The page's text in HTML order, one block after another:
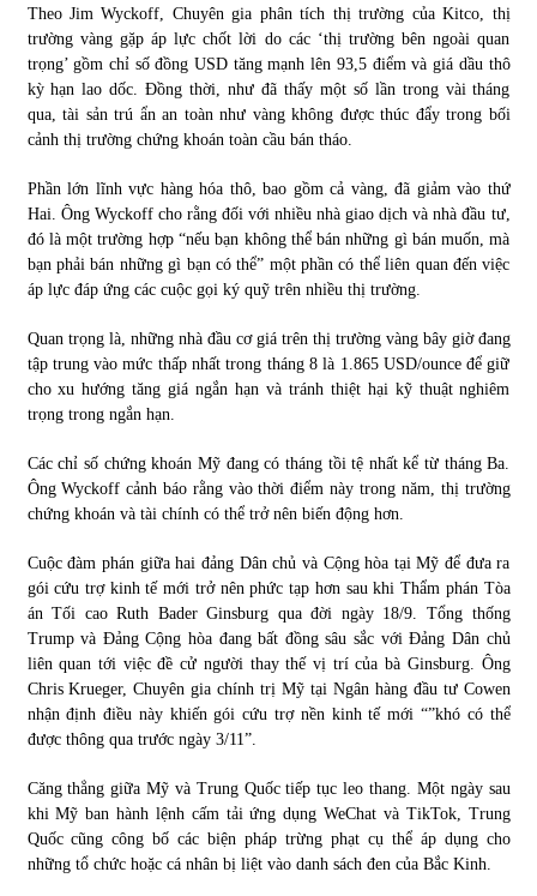
Chứng khoán ngày 12/10/2021: Top 10 cổ phiếu nổi bật
13/10/2021
Top 10 xe bán chạy nhất tháng 9/2021
13/10/2021
Theo Jim Wyckoff, Chuyên gia phân tích thị trường của Kitco, thị
trường vàng gặp áp lực chốt lời do các ‘thị trường bên ngoài quan
trọng’ gồm chỉ số đồng USD tăng mạnh lên 93,5 điểm và giá dầu thô
kỳ hạn lao dốc. Đồng thời, như đã thấy một số lần trong vài tháng
qua, tài sản trú ẩn an toàn như vàng không được thúc đẩy trong bối
cảnh thị trường chứng khoán toàn cầu bán tháo.
Phần lớn lĩnh vực hàng hóa thô, bao gồm cả vàng, đã giảm vào thứ
Hai. Ông Wyckoff cho rằng đối với nhiều nhà giao dịch và nhà đầu tư,
đó là một trường hợp “nếu bạn không thể bán những gì bán muốn, mà
bạn phải bán những gì bạn có thể” một phần có thể liên quan đến việc
áp lực đáp ứng các cuộc gọi ký quỹ trên nhiều thị trường.
Quan trọng là, những nhà đầu cơ giá trên thị trường vàng bây giờ đang
tập trung vào mức thấp nhất trong tháng 8 là 1.865 USD/ounce để giữ
cho xu hướng tăng giá ngắn hạn và tránh thiệt hại kỹ thuật nghiêm
trọng trong ngắn hạn.
Các chỉ số chứng khoán Mỹ đang có tháng tồi tệ nhất kể từ tháng Ba.
Ông Wyckoff cảnh báo rằng vào thời điểm này trong năm, thị trường
chứng khoán và tài chính có thể trở nên biến động hơn.
Cuộc đàm phán giữa hai đảng Dân chủ và Cộng hòa tại Mỹ để đưa ra
gói cứu trợ kinh tế mới trở nên phức tạp hơn sau khi Thẩm phán Tòa
án Tối cao Ruth Bader Ginsburg qua đời ngày 18/9. Tổng thống
Trump và Đảng Cộng hòa đang bất đồng sâu sắc với Đảng Dân chủ
liên quan tới việc đề cử người thay thế vị trí của bà Ginsburg. Ông
Chris Krueger, Chuyên gia chính trị Mỹ tại Ngân hàng đầu tư Cowen
nhận định điều này khiến gói cứu trợ nền kinh tế mới “”khó có thể
được thông qua trước ngày 3/11”.
Căng thẳng giữa Mỹ và Trung Quốc tiếp tục leo thang. Một ngày sau
khi Mỹ ban hành lệnh cấm tải ứng dụng WeChat và TikTok, Trung
Quốc cũng công bố các biện pháp trừng phạt cụ thể áp dụng cho
những tổ chức hoặc cá nhân bị liệt vào danh sách đen của Bắc Kinh.